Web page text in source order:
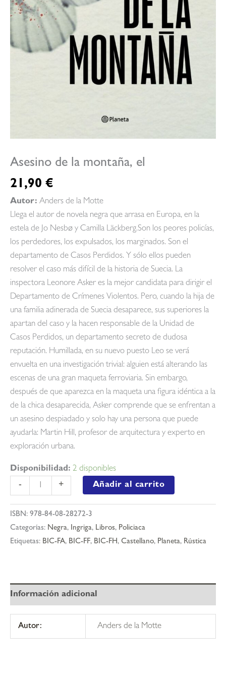
Asesino de la montaña, el
21,90 €
Autor: Anders de la Motte
Llega el autor de novela negra que arrasa en Europa, en la
estela de Jo Nesbø y Camilla Läckberg.Son los peores policías,
los perdedores, los expulsados, los marginados. Son el
departamento de Casos Perdidos. Y sólo ellos pueden
resolver el caso más difícil de la historia de Suecia. La
inspectora Leonore Asker es la mejor candidata para dirigir el
Departamento de Crímenes Violentos. Pero, cuando la hija de
una familia adinerada de Suecia desaparece, sus superiores la
apartan del caso y la hacen responsable de la Unidad de
Casos Perdidos, un departamento secreto de dudosa
reputación. Humillada, en su nuevo puesto Leo se verá
envuelta en una investigación trivial: alguien está alterando las
escenas de una gran maqueta ferroviaria. Sin embargo,
después de que aparezca en la maqueta una figura idéntica a la
de la chica desaparecida, Asker comprende que se enfrentan a
un asesino despiadado y solo hay una persona que puede
ayudarla: Martin Hill, profesor de arquitectura y experto en
exploración urbana.
Disponibilidad: 2 disponibles
-
de
la
montaña,
el
+ Añadir al carrito
ISBN: 978-84-08-28272-3
Categorías: Negra, Ingriga, Libros, Policiaca
Etiquetas: BIC-FA, BIC-FF, BIC-FH, Castellano, Planeta, Rústica
Información adicional
Autor: Anders de la Motte